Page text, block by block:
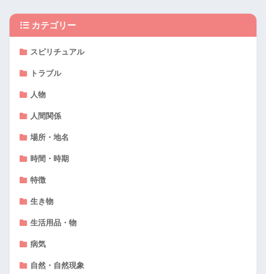
カテゴリー
スピリチュアル
トラブル
人物
人間関係
場所・地名
時間・時期
特徴
生き物
生活用品・物
病気
自然・自然現象